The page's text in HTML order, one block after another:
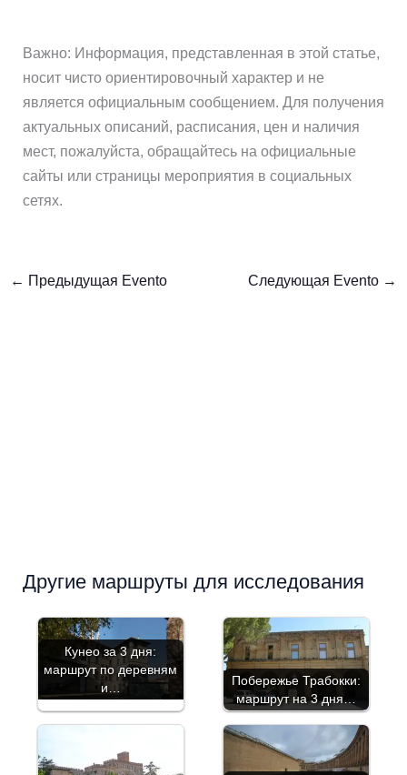
Важно: Информация, представленная в этой статье,
носит чисто ориентировочный характер и не
является официальным сообщением. Для получения
актуальных описаний, расписания, цен и наличия
мест, пожалуйста, обращайтесь на официальные
сайты или страницы мероприятия в социальных
сетях.
← Предыдущая Evento Следующая Evento →
Другие маршруты для исследования
Кунео за 3 дня:
маршрут по деревням
и…
Побережье Трабокки:
маршрут на 3 дня…